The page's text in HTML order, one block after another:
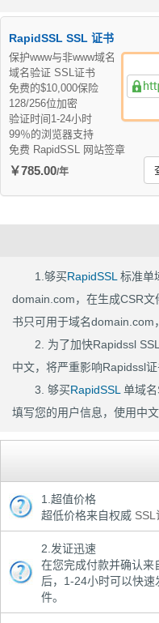
RapidSSL SSL 证书
保护www与非www域名
域名验证 SSL证书
免费的$10,000保险
128/256位加密
验证时间1-24小时
99％的浏览器支持
免费 RapidSSL 网站签章
￥785.00/年
1.够买RapidSSL 标准单
domain.com，在生成CSR
书只可用于域名domain.com
2. 为了加快Rapidssl
中文，将严重影响Rapidssl证
3. 够买RapidSSL 单域
填写您的用户信息，使用中
1.超值价格
超低价格来自权威 SSL
2.发证迅速
在您完成付款并确认来
后，1-24小时可以快
件。